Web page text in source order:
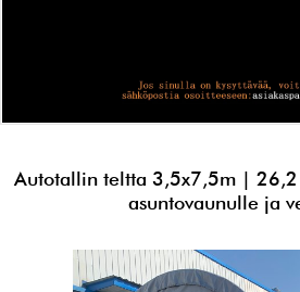
Autotallin teltta 3,5x7,5m |
asuntovaunulle ja